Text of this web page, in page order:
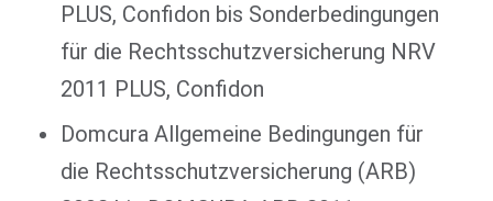
PLUS, Confidon bis Sonderbedingungen
für die Rechtsschutzversicherung NRV
2011 PLUS, Confidon
Domcura Allgemeine Bedingungen für
die Rechtsschutzversicherung (ARB)